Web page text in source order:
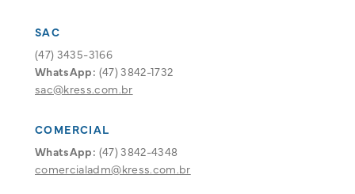
SAC
(47) 3435-3166
WhatsApp: (47) 3842-1732
sac@kress.com.br
COMERCIAL
WhatsApp: (47) 3842-4348
comercialadm@kress.com.br